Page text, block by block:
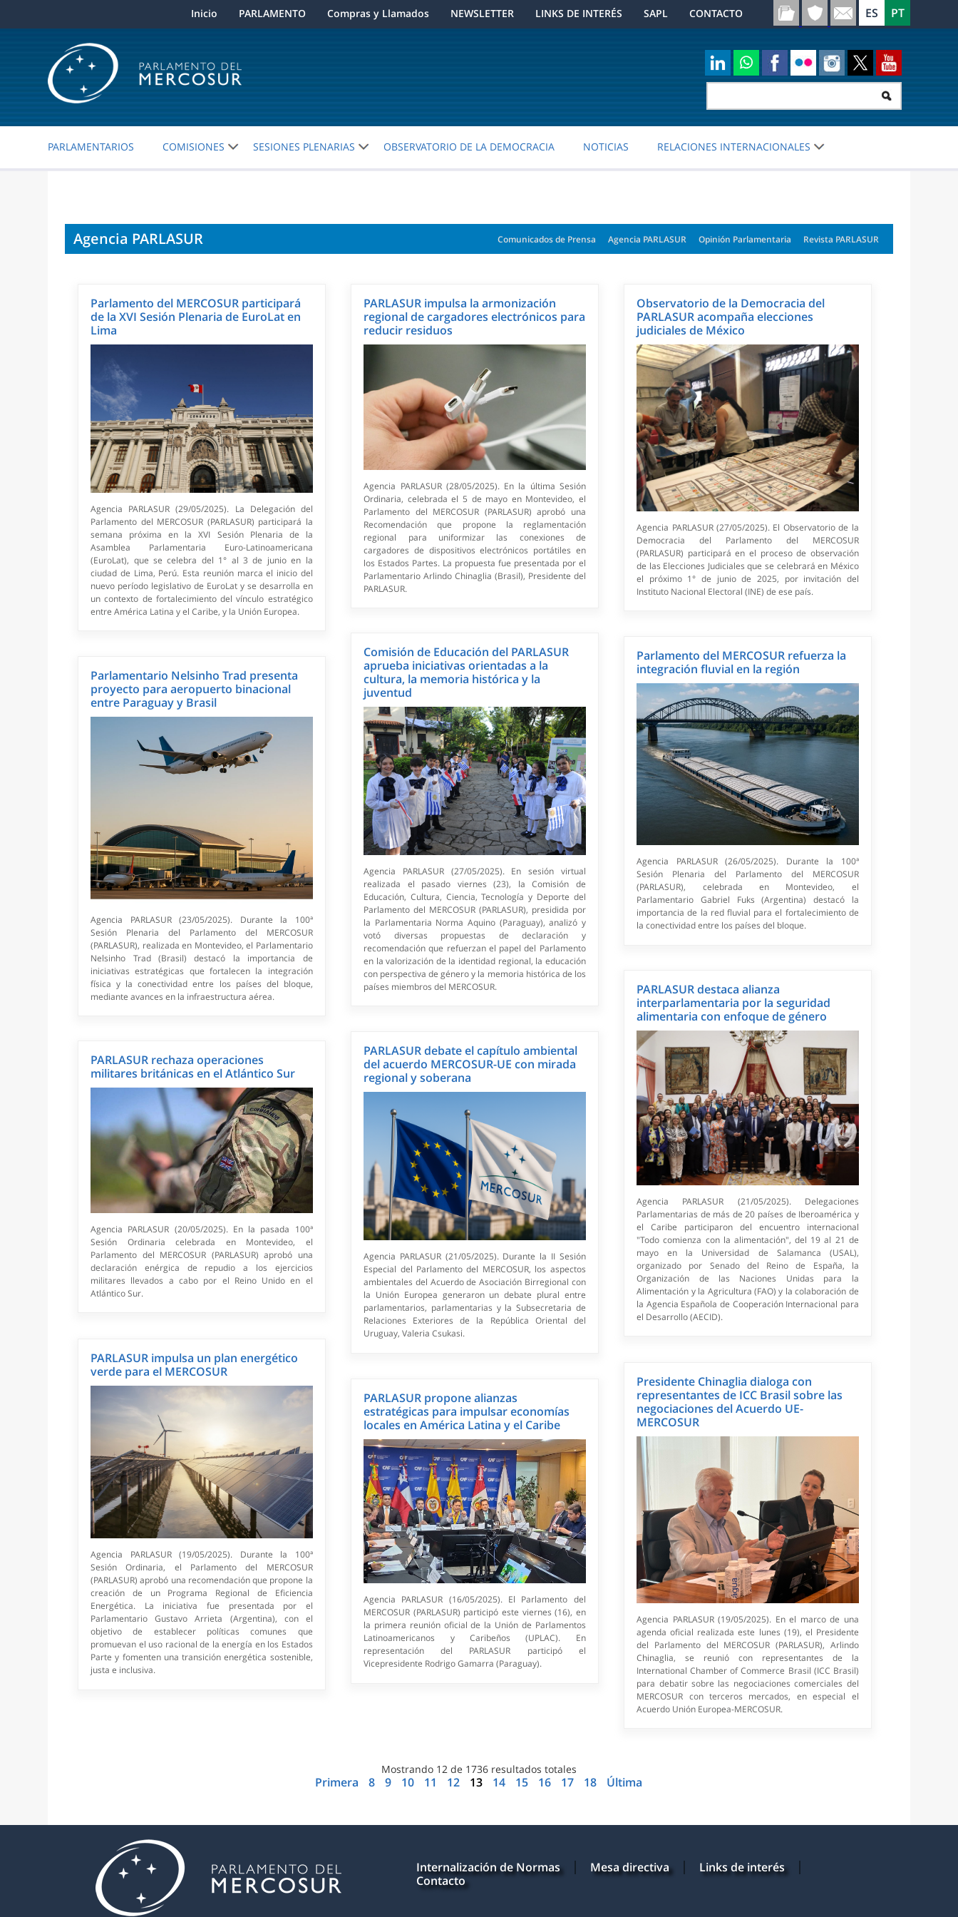
Inicio PARLAMENTO Compras y Llamados NEWSLETTER LINKS DE INTERÉS SAPL CONTACTO
PARLAMENTARIOS COMISIONES SESIONES PLENARIAS OBSERVATORIO DE LA DEMOCRACIA NOTICIAS RELACIONES INTERNACIONALES
Agencia PARLASUR Revista PARLASUR
Opinión Parlamentaria
Agencia PARLASUR
Comunicados de Prensa
Parlamento del MERCOSUR participará
de la XVI Sesión Plenaria de EuroLat en
Lima
Agencia PARLASUR (29/05/2025). La Delegación del
Parlamento del MERCOSUR (PARLASUR) participará la
semana próxima en la XVI Sesión Plenaria de la
Asamblea Parlamentaria Euro-Latinoamericana
(EuroLat), que se celebra del 1° al 3 de junio en la
ciudad de Lima, Perú. Esta reunión marca el inicio del
nuevo período legislativo de EuroLat y se desarrolla en
un contexto de fortalecimiento del vínculo estratégico
entre América Latina y el Caribe, y la Unión Europea.
PARLASUR impulsa la armonización
regional de cargadores electrónicos para
reducir residuos
Agencia PARLASUR (28/05/2025). En la última Sesión
Ordinaria, celebrada el 5 de mayo en Montevideo, el
Parlamento del MERCOSUR (PARLASUR) aprobó una
Recomendación que propone la reglamentación
regional para uniformizar las conexiones de
cargadores de dispositivos electrónicos portátiles en
los Estados Partes. La propuesta fue presentada por el
Parlamentario Arlindo Chinaglia (Brasil), Presidente del
PARLASUR.
Observatorio de la Democracia del
PARLASUR acompaña elecciones
judiciales de México
Agencia PARLASUR (27/05/2025). El Observatorio de la
Democracia del Parlamento del MERCOSUR
(PARLASUR) participará en el proceso de observación
de las Elecciones Judiciales que se celebrará en México
el próximo 1° de junio de 2025, por invitación del
Instituto Nacional Electoral (INE) de ese país.
Comisión de Educación del PARLASUR
aprueba iniciativas orientadas a la
cultura, la memoria histórica y la
juventud
Agencia PARLASUR (27/05/2025). En sesión virtual
realizada el pasado viernes (23), la Comisión de
Educación, Cultura, Ciencia, Tecnología y Deporte del
Parlamento del MERCOSUR (PARLASUR), presidida por
la Parlamentaria Norma Aquino (Paraguay), analizó y
votó diversas propuestas de declaración y
recomendación que refuerzan el papel del Parlamento
en la valorización de la identidad regional, la educación
con perspectiva de género y la memoria histórica de los
países miembros del MERCOSUR.
Parlamento del MERCOSUR refuerza la
integración fluvial en la región
Agencia PARLASUR (26/05/2025). Durante la 100ª
Sesión Plenaria del Parlamento del MERCOSUR
(PARLASUR), celebrada en Montevideo, el
Parlamentario Gabriel Fuks (Argentina) destacó la
importancia de la red fluvial para el fortalecimiento de
la conectividad entre los países del bloque.
Parlamentario Nelsinho Trad presenta
proyecto para aeropuerto binacional
entre Paraguay y Brasil
Agencia PARLASUR (23/05/2025). Durante la 100ª
Sesión Plenaria del Parlamento del MERCOSUR
(PARLASUR), realizada en Montevideo, el Parlamentario
Nelsinho Trad (Brasil) destacó la importancia de
iniciativas estratégicas que fortalecen la integración
física y la conectividad entre los países del bloque,
mediante avances en la infraestructura aérea.
PARLASUR destaca alianza
interparlamentaria por la seguridad
alimentaria con enfoque de género
Agencia PARLASUR (21/05/2025). Delegaciones
Parlamentarias de más de 20 países de Iberoamérica y
el Caribe participaron del encuentro internacional
"Todo comienza con la alimentación", del 19 al 21 de
mayo en la Universidad de Salamanca (USAL),
organizado por Senado del Reino de España, la
Organización de las Naciones Unidas para la
Alimentación y la Agricultura (FAO) y la colaboración de
la Agencia Española de Cooperación Internacional para
el Desarrollo (AECID).
PARLASUR debate el capítulo ambiental
del acuerdo MERCOSUR-UE con mirada
regional y soberana
Agencia PARLASUR (21/05/2025). Durante la II Sesión
Especial del Parlamento del MERCOSUR, los aspectos
ambientales del Acuerdo de Asociación Birregional con
la Unión Europea generaron un debate plural entre
parlamentarios, parlamentarias y la Subsecretaria de
Relaciones Exteriores de la República Oriental del
Uruguay, Valeria Csukasi.
PARLASUR rechaza operaciones
militares británicas en el Atlántico Sur
Agencia PARLASUR (20/05/2025). En la pasada 100ª
Sesión Ordinaria celebrada en Montevideo, el
Parlamento del MERCOSUR (PARLASUR) aprobó una
declaración enérgica de repudio a los ejercicios
militares llevados a cabo por el Reino Unido en el
Atlántico Sur.
PARLASUR impulsa un plan energético
verde para el MERCOSUR
Agencia PARLASUR (19/05/2025). Durante la 100ª
Sesión Ordinaria, el Parlamento del MERCOSUR
(PARLASUR) aprobó una recomendación que propone la
creación de un Programa Regional de Eficiencia
Energética. La iniciativa fue presentada por el
Parlamentario Gustavo Arrieta (Argentina), con el
objetivo de establecer políticas comunes que
promuevan el uso racional de la energía en los Estados
Parte y fomenten una transición energética sostenible,
justa e inclusiva.
Presidente Chinaglia dialoga con
representantes de ICC Brasil sobre las
negociaciones del Acuerdo UE-
MERCOSUR
Agencia PARLASUR (19/05/2025). En el marco de una
agenda oficial realizada este lunes (19), el Presidente
del Parlamento del MERCOSUR (PARLASUR), Arlindo
Chinaglia, se reunió con representantes de la
International Chamber of Commerce Brasil (ICC Brasil)
para debatir sobre las negociaciones comerciales del
MERCOSUR con terceros mercados, en especial el
Acuerdo Unión Europea-MERCOSUR.
PARLASUR propone alianzas
estratégicas para impulsar economías
locales en América Latina y el Caribe
Agencia PARLASUR (16/05/2025). El Parlamento del
MERCOSUR (PARLASUR) participó este viernes (16), en
la primera reunión oficial de la Unión de Parlamentos
Latinoamericanos y Caribeños (UPLAC). En
representación del PARLASUR participó el
Vicepresidente Rodrigo Gamarra (Paraguay).
Mostrando 12de 1736resultados totales
Primera 8 9 10 11 12 13 14 15 16 17 18 Última
Internalización de Normas Mesa directiva
Links de interés
Contacto